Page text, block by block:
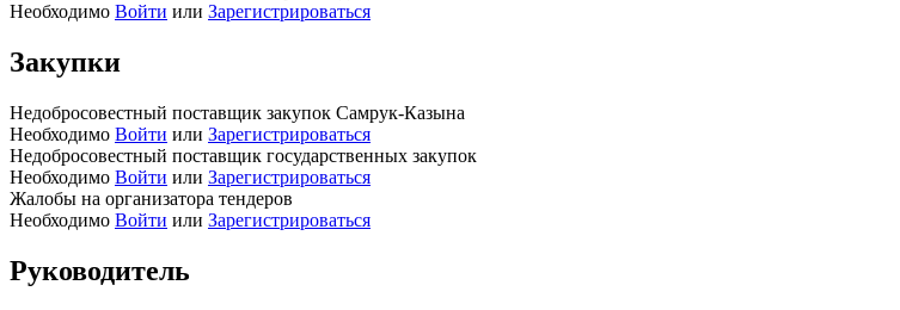
Необходимо Войти или Зарегистрироваться
Закупки
Недобросовестный поставщик закупок Самрук-Казына
Необходимо Войти или Зарегистрироваться
Недобросовестный поставщик государственных закупок
Необходимо Войти или Зарегистрироваться
Жалобы на организатора тендеров
Необходимо Войти или Зарегистрироваться
Руководитель